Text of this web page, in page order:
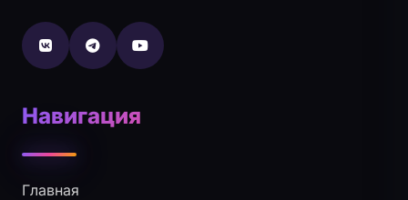
Навигация
Главная